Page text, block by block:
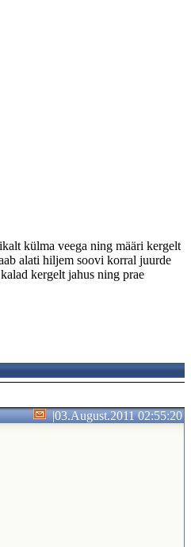
külma veega ning määri kergelt
alati hiljem soovi korral juurde
kergelt jahus ning prae
|03.August.2011 02:55:20